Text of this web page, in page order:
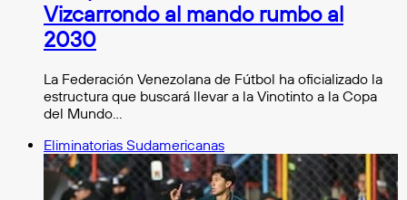
Vizcarrondo al mando rumbo al
2030
La Federación Venezolana de Fútbol ha oficializado la
estructura que buscará llevar a la Vinotinto a la Copa
del Mundo…
Eliminatorias Sudamericanas